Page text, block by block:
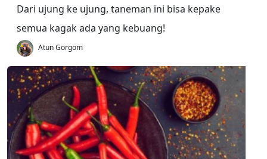
Dari ujung ke ujung, taneman ini bisa kepake
semua kagak ada yang kebuang!
Atun Gorgom